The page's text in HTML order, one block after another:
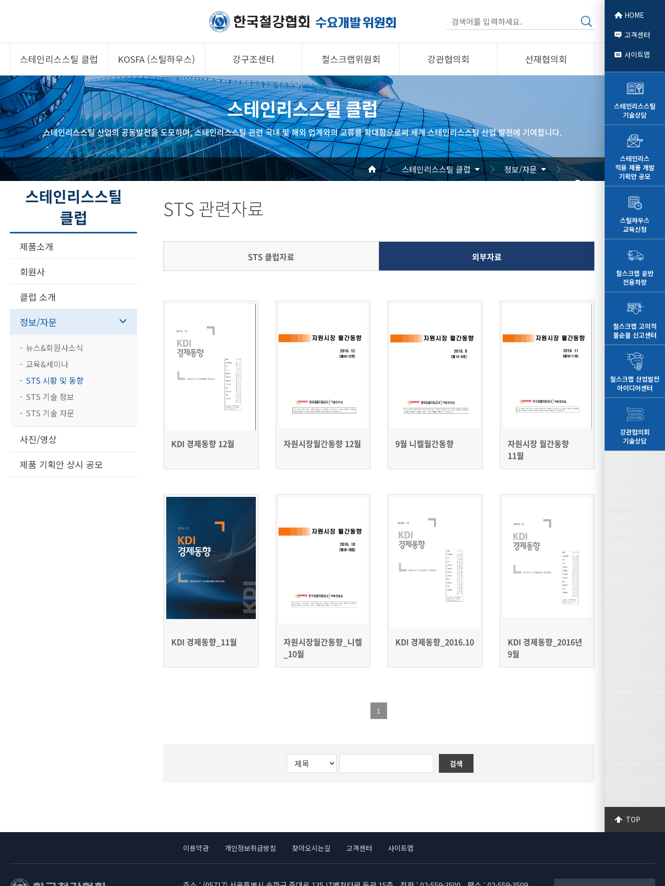
스테인리스스틸 클럽
제품소개
회원사
클럽 소개
정보/자문
사진/영상
제품 기획안 상시
공모
KOSFA (스틸하우스)
제품소개
회원사
KOSFA
알림/자료
사진/영상
강구조센터
제품소개
회원사
강구조센터
알림/자료
사진/영상
철스크랩위원회
제품소개
회원사
철스크랩위원회
알림/자료
사진/영상
강관협의회
회원사
협의회 소개
공지/자료
기술자문
사진/영상
선재협의회
알림/자료
사진/영상
스테인리스스틸 클럽
스테인리스스틸 산업의 공동발전을 도모하며, 스테인리스스틸 관련 국내 및 해외 업계와의 교류를 확대함으로써 세계 스테인리스스틸 산업 발전에 기여합니다.
스테인리스스틸 클럽 정보/자문
스테인리스스틸
클럽
제품소개
회원사
클럽 소개
정보/자문
뉴스&회원사소식
교육&세미나
STS 시황 및 동향
STS 기술 정보
STS 기술 자문
사진/영상
제품 기획안 상시 공모
STS 관련자료
STS 클럽자료 외부자료
KDI 경제동향 12월 자원시장월간동향 12월 9월 니켈월간동향
자원시장 월간동향
11월
KDI 경제동향_11월
자원시장월간동향_니켈
_10월
KDI 경제동향_2016.10
KDI 경제동향_2016년
9월
1
검색
HOME
고객센터
사이트맵
스테인리스스틸
기술상담
스테인리스
적용 제품 개발
기획안 공모
스틸하우스
교육신청
철스크랩 운반
전용차량
철스크랩 고의적
불순물 신고센터
철스크랩 산업발전
아이디어센터
강관협의회
기술상담
이용약관 개인정보취급방침 찾아오시는길 고객센터 사이트맵
TOP